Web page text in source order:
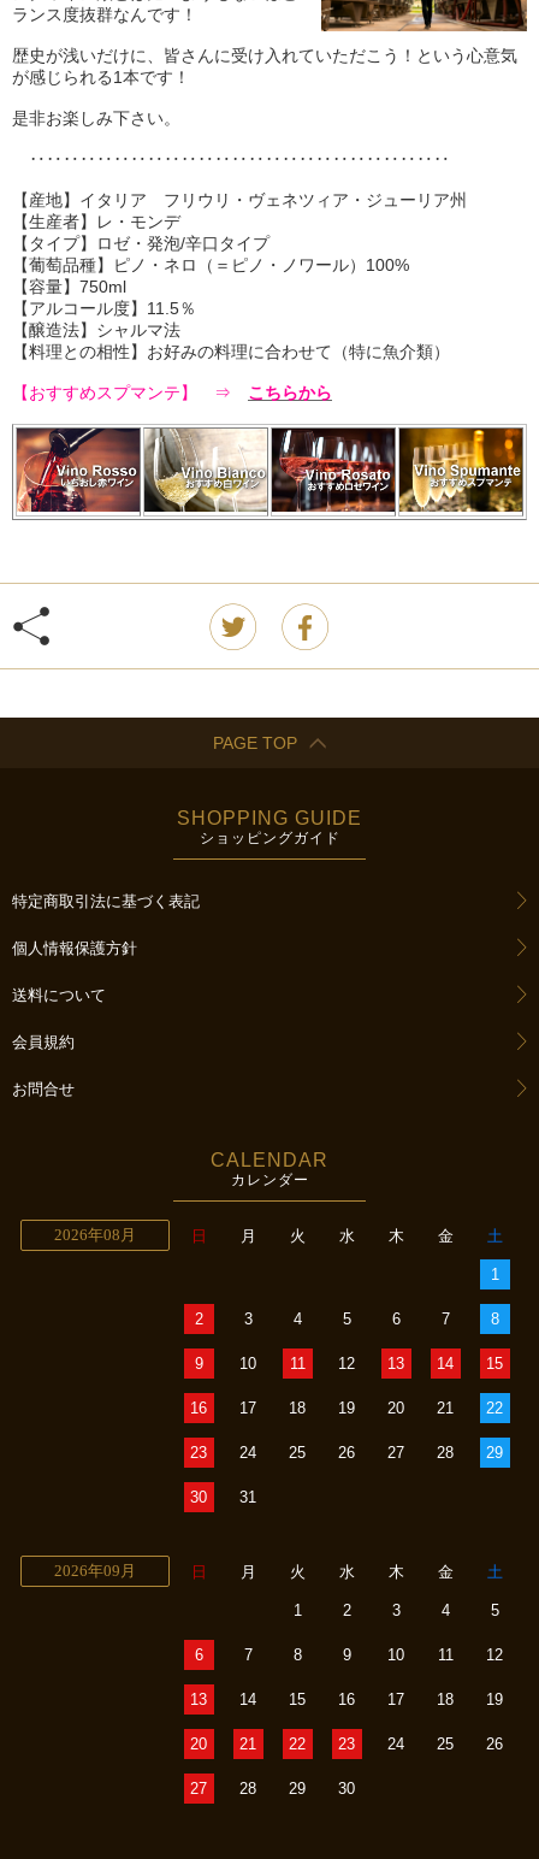
ランス度抜群なんです！
歴史が浅いだけに、皆さんに受け入れていただこう！という心意気
が感じられる1本です！
是非お楽しみ下さい。
‥‥‥‥‥‥‥‥‥‥‥‥‥‥‥‥‥‥‥‥‥‥‥‥‥
【産地】イタリア フリウリ・ヴェネツィア・ジューリア州
【生産者】レ・モンデ
【タイプ】ロゼ・発泡/辛口タイプ
【葡萄品種】ピノ・ネロ（＝ピノ・ノワール）100%
【容量】750ml
【アルコール度】11.5％
【醸造法】シャルマ法
【料理との相性】お好みの料理に合わせて（特に魚介類）
【おすすめスプマンテ】 ⇒ こちらから
PAGE TOP
SHOPPING GUIDE
ショッピングガイド
特定商取引法に基づく表記
個人情報保護方針
送料について
会員規約
お問合せ
CALENDAR
カレンダー
2026年08月 日 月 火 水 木 金 土
1
2 3 4 5 6 7 8
9 10 11 12 13 14 15
16 17 18 19 20 21 22
23 24 25 26 27 28 29
30 31
2026年09月 日 月 火 水 木 金 土
1 2 3 4 5
6 7 8 9 10 11 12
13 14 15 16 17 18 19
20 21 22 23 24 25 26
27 28 29 30